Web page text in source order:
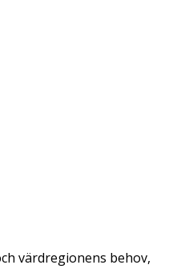
värdregionens behov,